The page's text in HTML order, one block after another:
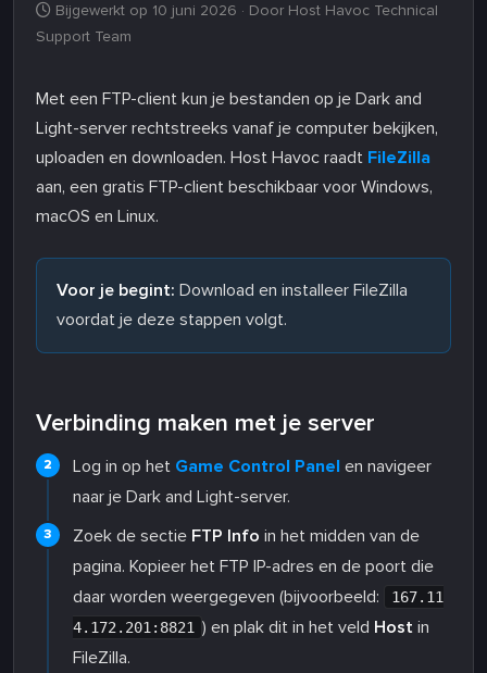
Bijgewerkt op 10 juni 2026 · Door Host Havoc Technical
Support Team
Met een FTP-client kun je bestanden op je Dark and
Light-server rechtstreeks vanaf je computer bekijken,
uploaden en downloaden. Host Havoc raadt FileZilla
aan, een gratis FTP-client beschikbaar voor Windows,
macOS en Linux.
Voor je begint: Download en installeer FileZilla
voordat je deze stappen volgt.
Verbinding maken met je server
Log in op het Game Control Panel en navigeer
naar je Dark and Light-server.
Zoek de sectie FTP Info in het midden van de
pagina. Kopieer het FTP IP-adres en de poort die
daar worden weergegeven (bijvoorbeeld:
167.11
4.172.201:8821 ) en plak dit in het veld Host in
FileZilla.